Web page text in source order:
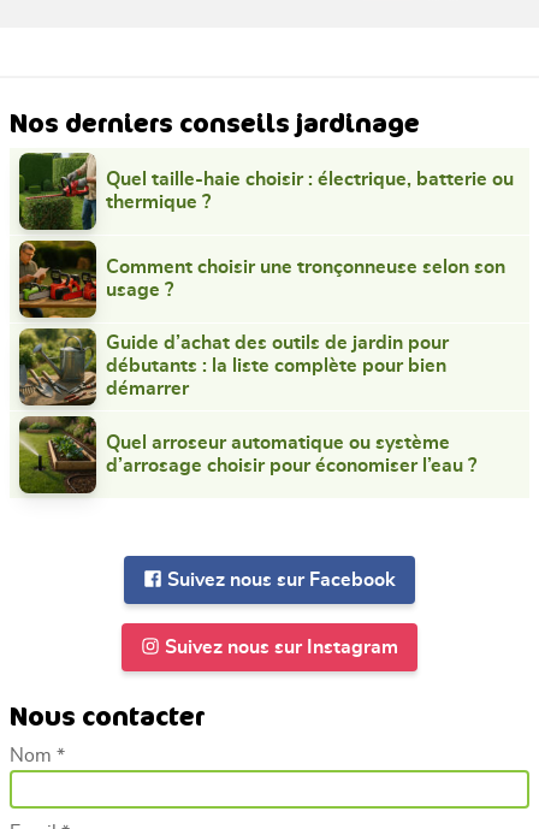
Nos derniers conseils jardinage
Quel taille-haie choisir : électrique, batterie ou
thermique ?
Comment choisir une tronçonneuse selon son
usage ?
Guide d’achat des outils de jardin pour
débutants : la liste complète pour bien
démarrer
Quel arroseur automatique ou système
d’arrosage choisir pour économiser l’eau ?
Suivez nous sur Facebook
Suivez nous sur Instagram
Nous contacter
Nom *